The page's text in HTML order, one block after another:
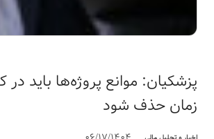
پزشکیان: موانع پروژه‌ها باید در
زمان حذف شود